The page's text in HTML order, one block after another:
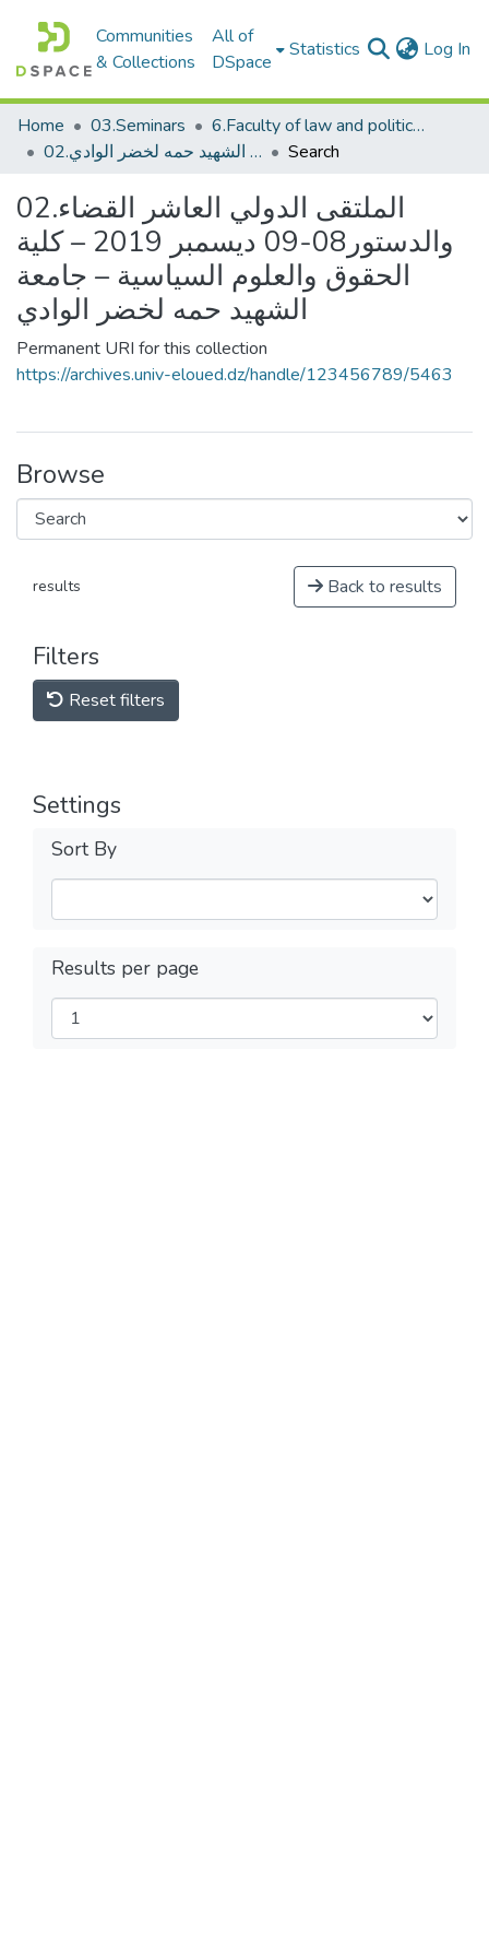
Communities
& Collections
All of
DSpace
Statistics Log In
Home 03.Seminars
6.Faculty of law and political science_Seminars
02.الملتقى الدولي العاشر القضاء والدستور08-09 ديسمبر 2019 – كلية الحقوق والعلوم السياسية – جامعة الشهيد حمه لخضر الوادي
Search
02.الملتقى الدولي العاشر القضاء
والدستور08-09 ديسمبر 2019 – كلية
الحقوق والعلوم السياسية – جامعة
الشهيد حمه لخضر الوادي
Permanent URI for this collection
https://archives.univ-eloued.dz/handle/123456789/5463
Browse
results Back to results
Filters
Reset filters
Settings
Sort By
Results per page